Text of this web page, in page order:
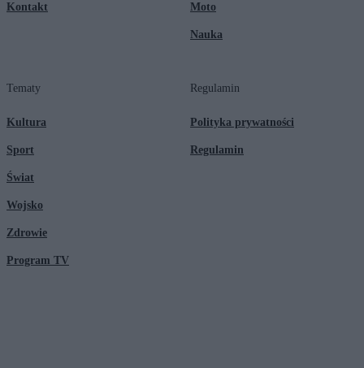
Kontakt Moto
Nauka
Tematy
Kultura
Sport
Świat
Wojsko
Zdrowie
Program TV
Regulamin
Polityka prywatności
Regulamin